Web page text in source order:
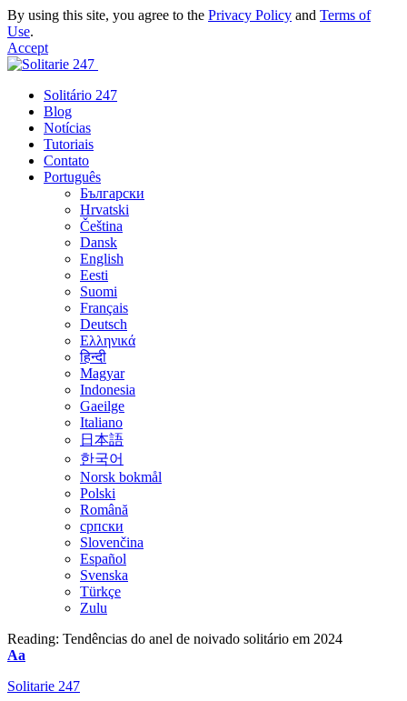
By using this site, you agree to the Privacy Policy and Terms of
Use.
Accept
Solitário 247
Blog
Notícias
Tutoriais
Contato
Português
Български
Hrvatski
Čeština
Dansk
English
Eesti
Suomi
Français
Deutsch
Ελληνικά
हिन्दी
Magyar
Indonesia
Gaeilge
Italiano
日本語
한국어
Norsk bokmål
Polski
Română
српски
Slovenčina
Español
Svenska
Türkçe
Zulu
Reading: Tendências do anel de noivado solitário em 2024
Font
Aa
Solitarie 247